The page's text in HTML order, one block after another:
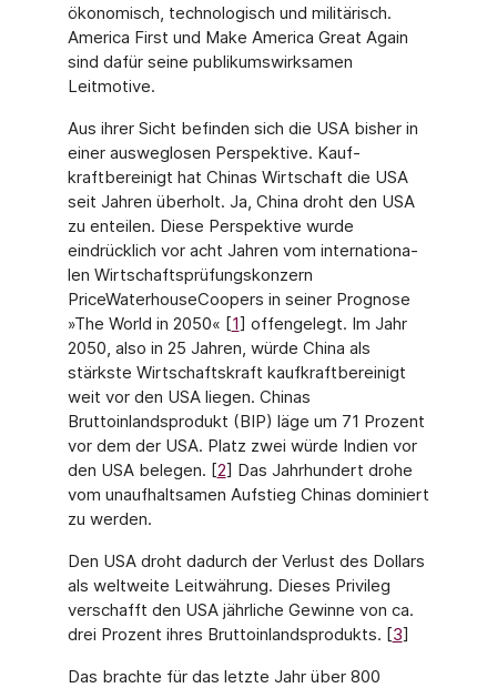
ökonomisch, technologisch und militärisch.
America First und Make Ameri­ca Great Again
sind dafür seine publikumswirksamen
Leitmotive.
Aus ihrer Sicht befinden sich die USA bisher in
einer ausweglosen Perspektive. Kauf­
kraftbereinigt hat Chinas Wirtschaft die USA
seit Jahren überholt. Ja, China droht den USA
zu enteilen. Diese Perspektive wurde
eindrücklich vor acht Jahren vom internationa­
len Wirtschaftsprüfungskonzern
PriceWaterhouseCoopers in seiner Prognose
»The World in 2050« [1] offengelegt. Im Jahr
2050, also in 25 Jahren, würde China als
stärkste Wirt­schaftskraft kaufkraftbereinigt
weit vor den USA liegen. Chinas
Bruttoinlandspro­dukt (BIP) läge um 71 Prozent
vor dem der USA. Platz zwei würde Indien vor
den USA bele­gen. [2] Das Jahrhundert drohe
vom unaufhaltsamen Aufstieg Chinas dominiert
zu werden.
Den USA droht dadurch der Verlust des Dollars
als weltweite Leitwährung. Dieses Privi­leg
verschafft den USA jährliche Gewinne von ca.
drei Prozent ihres Bruttoinlandspro­dukts. [3]
Das brachte für das letzte Jahr über 800